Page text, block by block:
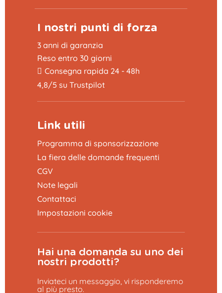
I nostri punti di forza
3 anni di garanzia
Reso entro 30 giorni
Consegna rapida 24 - 48h
4,8/5 su Trustpilot
Link utili
Programma di sponsorizzazione
La fiera delle domande frequenti
CGV
Note legali
Contattaci
Impostazioni cookie
Hai una domanda su uno dei
nostri prodotti?
Inviateci un messaggio, vi risponderemo
al più presto.